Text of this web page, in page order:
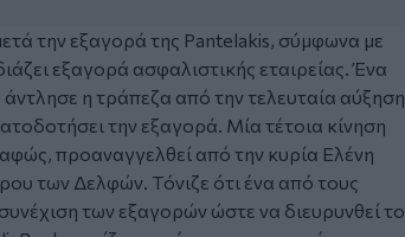
την εξαγορά της Pantelakis, σύμφωνα με
εξαγορά ασφαλιστικής εταιρείας. Ένα
η τράπεζα από την τελευταία αύξηση
την εξαγορά. Μία τέτοια κίνηση
προαναγγελθεί από την κυρία Ελένη
των Δελφών. Tόνιζε ότι ένα από τους
των εξαγορών ώστε να διευρυνθεί το